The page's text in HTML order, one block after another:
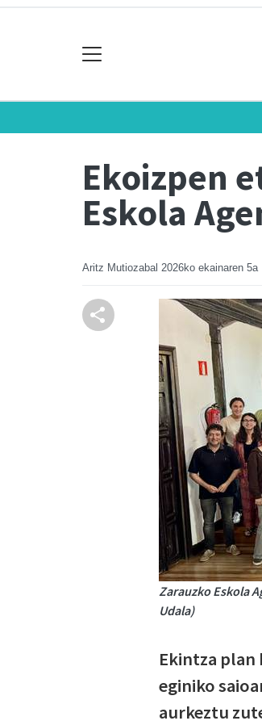
Ekoizpen
Eskola
Aritz Mutiozabal 2026ko ekainaren 5a
Zarauzko Eskola
Udala)
Ekintza plan
eginiko
aurkeztu